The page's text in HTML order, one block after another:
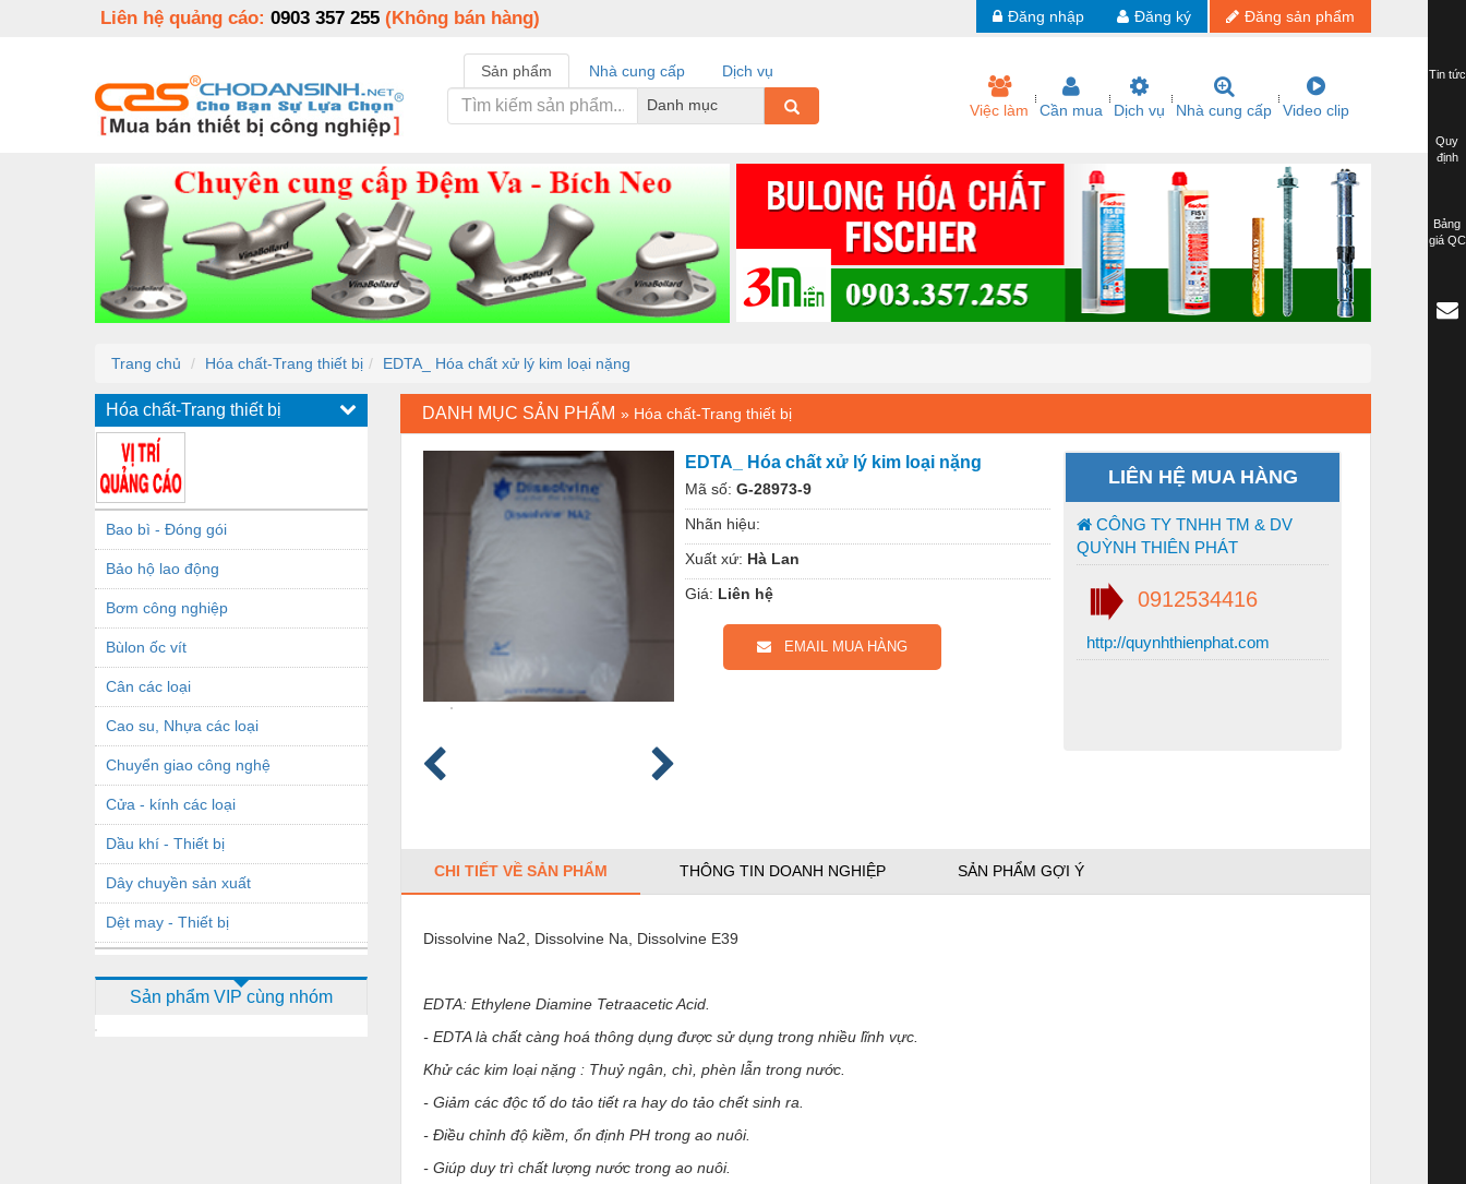
Liên hệ quảng cáo: 0903 357 255 (Không bán hàng) Đăng sản phẩm
Đăng ký
Đăng nhập
Sản phẩm Nhà cung cấp
Dịch vụ
Danh mục
Việc làm Cần mua Dịch vụ Nhà cung cấp Video clip
Trang chủ Hóa chất-Trang thiết bị EDTA_ Hóa chất xử lý kim loại nặng
Hóa chất-Trang thiết bị
Bao bì - Đóng gói
Bảo hộ lao động
Bơm công nghiệp
Bùlon ốc vít
Cân các loại
Cao su, Nhựa các loại
Chuyển giao công nghệ
Cửa - kính các loại
Dầu khí - Thiết bị
Dây chuyền sản xuất
Dệt may - Thiết bị
Dịch vụ - Thi công
Sản phẩm VIP cùng nhóm
DANH MỤC SẢN PHẨM » Hóa chất-Trang thiết bị
EDTA_ Hóa chất xử lý kim loại nặng
Mã số: G-28973-9
Nhãn hiệu:
Xuất xứ: Hà Lan
Giá: Liên hệ
EMAIL MUA HÀNG
LIÊN HỆ MUA HÀNG
CÔNG TY TNHH TM & DV
QUỲNH THIÊN PHÁT
0912534416
http://quynhthienphat.com
CHI TIẾT VỀ SẢN PHẨM THÔNG TIN DOANH NGHIỆP SẢN PHẨM GỢI Ý
Dissolvine Na2, Dissolvine Na, Dissolvine E39
EDTA: Ethylene Diamine Tetraacetic Acid.
- EDTA là chất càng hoá thông dụng được sử dụng trong nhiều lĩnh vực.
Khử các kim loại nặng : Thuỷ ngân, chì, phèn lẫn trong nước.
- Giảm các độc tố do tảo tiết ra hay do tảo chết sinh ra.
- Điều chỉnh độ kiềm, ổn định PH trong ao nuôi.
- Giúp duy trì chất lượng nước trong ao nuôi.
Tin tức
Quy
định
Bảng
giá QC